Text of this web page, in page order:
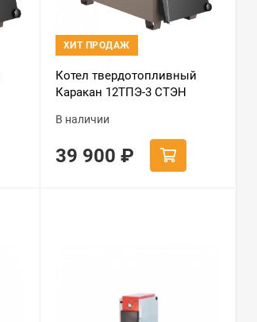
ХИТ ПРОДАЖ
Котел твердотопливный
Каракан 12ТПЭ-3 СТЭН
В наличии
39 900 ₽